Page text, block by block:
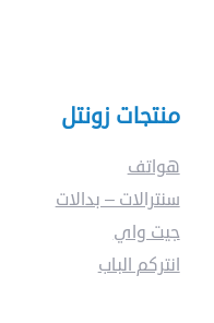
منتجات زونتل
هواتف
سنترالات – بدالات
جيت واي
انتركم الباب